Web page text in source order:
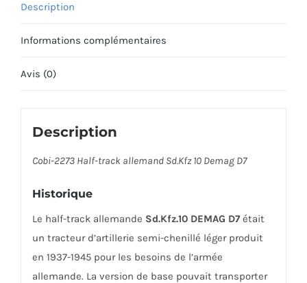
Description
Informations complémentaires
Avis (0)
Description
Cobi-2273 Half-track allemand Sd.Kfz 10 Demag D7
Historique
Le half-track allemande Sd.Kfz.10 DEMAG D7était
un tracteur d’artillerie semi-chenillé léger produit
en 1937-1945 pour les besoins de l’armée
allemande. La version de base pouvait transporter